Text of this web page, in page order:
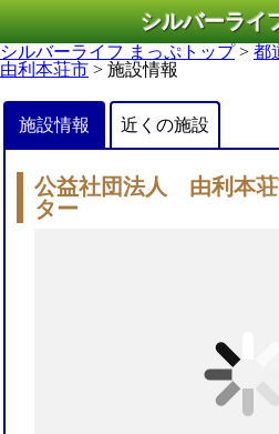
シルバーライ
シルバーライフ まっぷトップ> 都
由利本荘市 > 施設情報
施設情報 近くの施設
公益社団法人 由利本荘
ター